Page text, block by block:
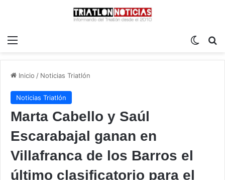
Inicio / Noticias Triatlón
Noticias Triatlón
Marta Cabello y Saúl
Escarabajal ganan en
Villafranca de los Barros el
último clasificatorio para el